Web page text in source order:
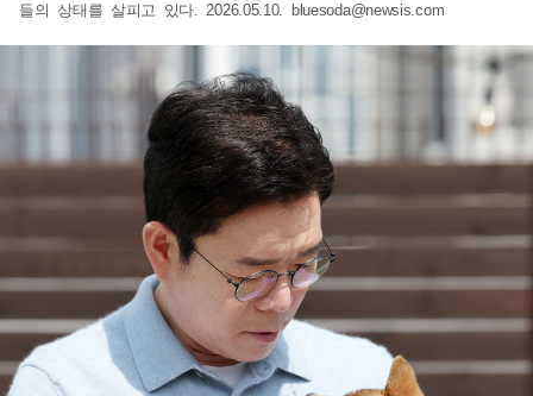
들의 상태를 살피고 있다. 2026.05.10.
bluesoda@newsis.com